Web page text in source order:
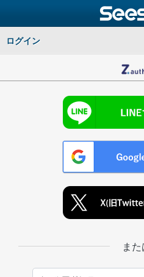
ログイン
また